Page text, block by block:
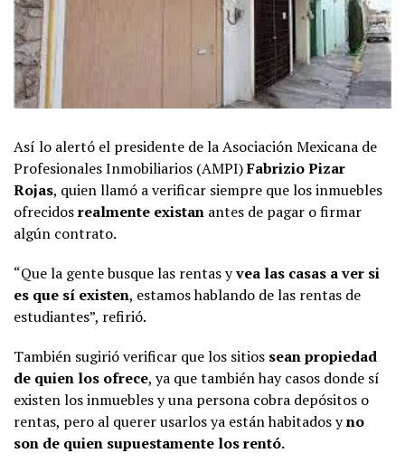
Así lo alertó el presidente de la Asociación Mexicana de
Profesionales Inmobiliarios (AMPI)Fabrizio Pizar
Rojas, quien llamó a verificar siempre que los inmuebles
ofrecidosrealmente existan antes de pagar o firmar
algún contrato.
“Que la gente busque las rentas yvea las casas a ver si
es que sí existen, estamos hablando de las rentas de
estudiantes”, refirió.
También sugirió verificar que los sitios sean propiedad
de quien los ofrece, ya que también hay casos donde sí
existen los inmuebles y una persona cobra depósitos o
rentas, pero al querer usarlos ya están habitados yno
son de quien supuestamente los rentó.